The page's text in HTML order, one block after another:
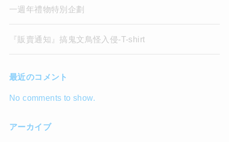
一週年禮物特別企劃
『販賣通知』搞鬼文鳥怪入侵-T-shirt
最近のコメント
No comments to show.
アーカイブ